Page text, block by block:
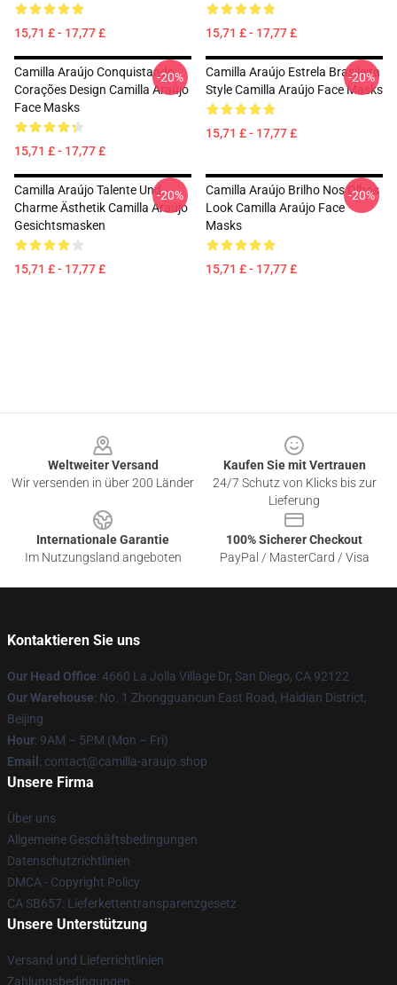
15,71 £ - 17,77 £ 15,71 £ - 17,77 £
Camilla Araújo Conquistando
Corações Design Camilla Araújo
Face Masks
15,71 £ - 17,77 £
-20%
Camilla Araújo Estrela Brasileira
Style Camilla Araújo Face Masks
15,71 £ - 17,77 £
-20%
Camilla Araújo Talente Und
Charme Ästhetik Camilla Araújo
Gesichtsmasken
15,71 £ - 17,77 £
-20%
Camilla Araújo Brilho Nos Olhos
Look Camilla Araújo Face
Masks
15,71 £ - 17,77 £
-20%
Weltweiter Versand
Wir versenden in über 200 Länder
Kaufen Sie mit Vertrauen
24/7 Schutz von Klicks bis zur
Lieferung
Internationale Garantie
Im Nutzungsland angeboten
100% Sicherer Checkout
PayPal / MasterCard / Visa
Kontaktieren Sie uns
Our Head Office: 4660 La Jolla Village Dr, San Diego, CA 92122
Our Warehouse: No. 1 Zhongguancun East Road, Haidian District,
Beijing
Hour: 9AM – 5PM (Mon – Fri)
Email : contact@camilla-araujo.shop
Unsere Firma
Über uns
Allgemeine Geschäftsbedingungen
Datenschutzrichtlinien
DMCA - Copyright Policy
CA SB657: Lieferkettentransparenzgesetz
Unsere Unterstützung
Versand und Lieferrichtlinien
Zahlungsbedingungen